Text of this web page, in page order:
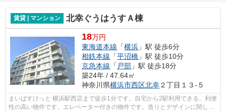
賃貸 | マンション 北幸ぐうはうすＡ棟
18万円
東海道本線 「横浜 」駅 徒歩6分
相鉄本線 「平沼橋 」駅 徒歩10分
京急本線 「 戸部 」駅 徒歩18分
築24年 / 47.64㎡
神奈川県横浜市西区北幸２丁目１３-５
まいばすけっと 横浜駅西店まで徒歩1分です。自宅から2駅利用できる、利便
性の高い物件です。エレベーター付きの物件です。造りとデザインに関し